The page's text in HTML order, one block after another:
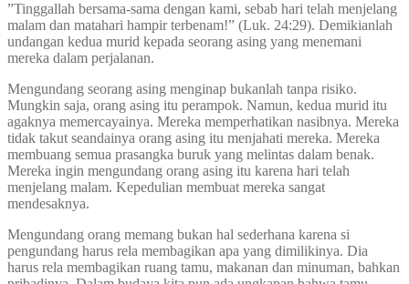
”Tinggallah bersama-sama dengan kami, sebab hari telah menjelang
malam dan matahari hampir terbenam!” (Luk. 24:29). Demikianlah
undangan kedua murid kepada seorang asing yang menemani
mereka dalam perjalanan.
Mengundang seorang asing menginap bukanlah tanpa risiko.
Mungkin saja, orang asing itu perampok. Namun, kedua murid itu
agaknya memercayainya. Mereka memperhatikan nasibnya. Mereka
tidak takut seandainya orang asing itu menjahati mereka. Mereka
membuang semua prasangka buruk yang melintas dalam benak.
Mereka ingin mengundang orang asing itu karena hari telah
menjelang malam. Kepedulian membuat mereka sangat
mendesaknya.
Mengundang orang memang bukan hal sederhana karena si
pengundang harus rela membagikan apa yang dimilikinya. Dia
harus rela membagikan ruang tamu, makanan dan minuman, bahkan